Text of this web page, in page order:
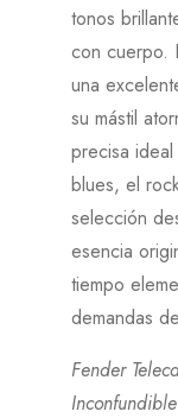
tonos
con cuerpo.
una
su mástil
precisa
blues, el
selección
esencia
tiempo
demandas
Fender
Inconfundible